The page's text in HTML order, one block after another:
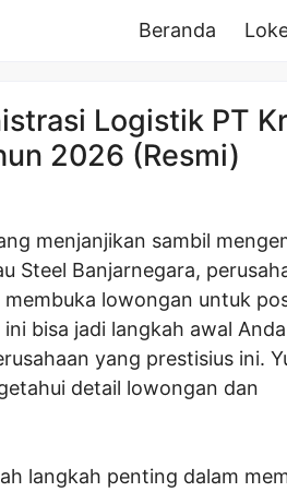
Beranda
Logistik PT
2026 (Resmi)
menjanjikan sambil
Steel Banjarnegara,
lowongan untuk
bisa jadi langkah awal
yang prestisius ini.
detail lowongan dan
langkah penting dalam